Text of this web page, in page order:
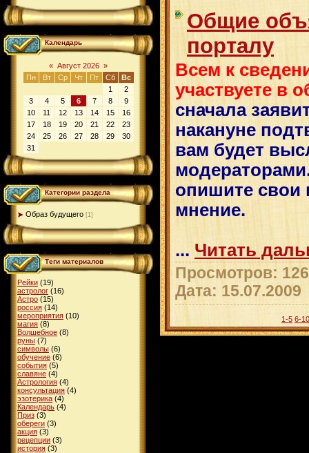
Календарь
« Август 2026 »
Пн
Вт Ср Чт Пт Сб
Вс
1
2
3
4 5 6 7 8
9
10
11 12 13 14 15
16
17
18 19 20 21 22
23
24
25 26 27 28 29
30
31
Категории раздела
Образ будущего [1]
Теги материалов
Рейки (19)
астролог (16)
Астро (15)
россия (14)
мероприятия (10)
магия (8)
Волшебное (8)
руны (7)
символы (6)
обучение (6)
события (5)
славяне (4)
Астрология (4)
консультация (4)
эзотерика (4)
Календарь (4)
Приз (3)
обереги (3)
акция (3)
рецепции (3)
история (3)
Общие
порталу
Всем к
участвуете в
сначала
накануне
вам будет
опишите свои
мнение.
... Читать
Просмотров:
Дата: 15.07.2009
1-5 6-10